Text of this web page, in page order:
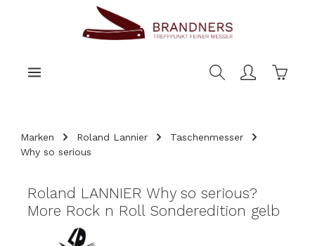
Marken Roland Lannier
Taschenmesser
Why so serious
Roland LANNIER Why so serious?
More Rock n Roll Sonderedition gelb